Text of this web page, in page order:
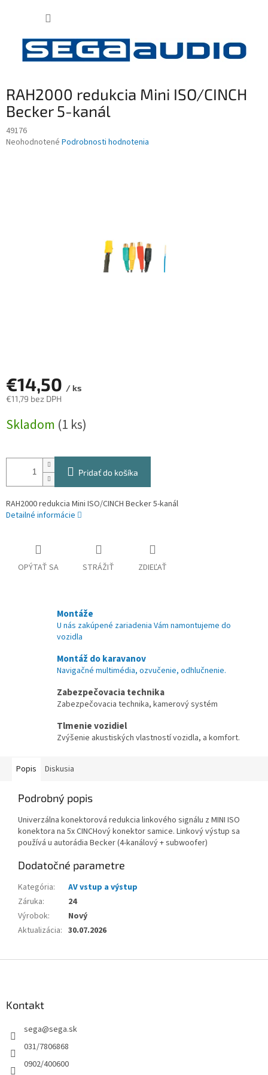
RAH2000 redukcia Mini ISO/CINCH
Becker 5-kanál
49176
Priemerné
Neohodnotené Podrobnosti hodnotenia
€14,50 / ks
€11,79 bez DPH
cena:
Skladom (1 ks)
Pridať do košíka
RAH2000 redukcia Mini ISO/CINCH Becker 5-kanál
Detailné informácie
OPÝTAŤ SA STRÁŽIŤ ZDIEĽAŤ
Montáže
U nás zakúpené zariadenia Vám namontujeme do
vozidla
Montáž do karavanov
Navigačné multimédia, ozvučenie, odhlučnenie.
Zabezpečovacia technika
Zabezpečovacia technika, kamerový systém
Tlmenie vozidiel
Zvýšenie akustiských vlastností vozidla, a komfort.
Popis Diskusia
Podrobný popis
Univerzálna konektorová redukcia linkového signálu z MINI ISO
konektora na 5x CINCHový konektor samice. Linkový výstup sa
používá u autorádia Becker (4-kanálový + subwoofer)
Dodatočné parametre
Kategória:
AV vstup a výstup
Záruka:
24
Výrobok:
Nový
Aktualizácia: 30.07.2026
Kontakt
sega@sega.sk
031/7806868
0902/400600